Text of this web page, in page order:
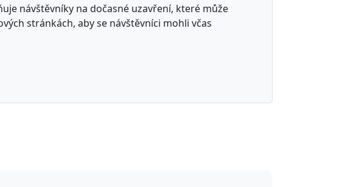
návštěvníky na dočasné uzavření, které může
stránkách, aby se návštěvníci mohli včas